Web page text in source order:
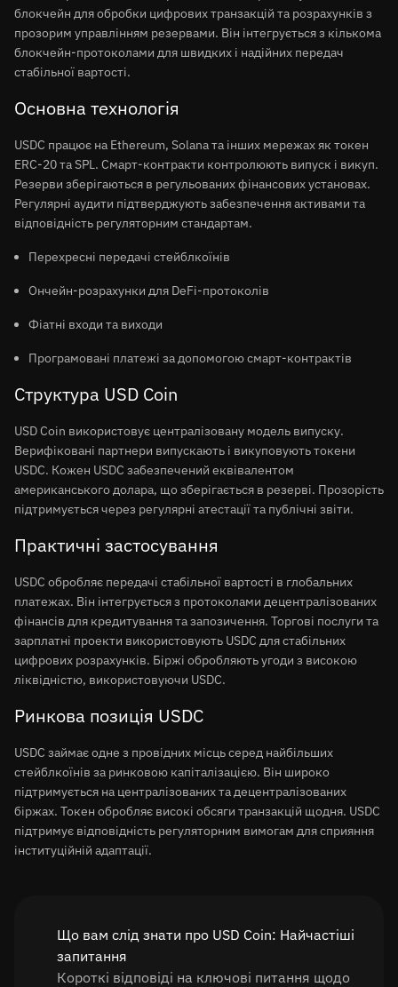
блокчейн для обробки цифрових транзакцій та розрахунків з
прозорим управлінням резервами. Він інтегрується з кількома
блокчейн-протоколами для швидких і надійних передач
стабільної вартості.
Основна технологія
USDC працює на Ethereum, Solana та інших мережах як токен
ERC-20 та SPL. Смарт-контракти контролюють випуск і викуп.
Резерви зберігаються в регульованих фінансових установах.
Регулярні аудити підтверджують забезпечення активами та
відповідність регуляторним стандартам.
Перехресні передачі стейблкоїнів
Ончейн-розрахунки для DeFi-протоколів
Фіатні входи та виходи
Програмовані платежі за допомогою смарт-контрактів
Структура USD Coin
USD Coin використовує централізовану модель випуску.
Верифіковані партнери випускають і викуповують токени
USDC. Кожен USDC забезпечений еквівалентом
американського долара, що зберігається в резерві. Прозорість
підтримується через регулярні атестації та публічні звіти.
Практичні застосування
USDC обробляє передачі стабільної вартості в глобальних
платежах. Він інтегрується з протоколами децентралізованих
фінансів для кредитування та запозичення. Торгові послуги та
зарплатні проекти використовують USDC для стабільних
цифрових розрахунків. Біржі обробляють угоди з високою
ліквідністю, використовуючи USDC.
Ринкова позиція USDC
USDC займає одне з провідних місць серед найбільших
стейблкоїнів за ринковою капіталізацією. Він широко
підтримується на централізованих та децентралізованих
біржах. Токен обробляє високі обсяги транзакцій щодня. USDC
підтримує відповідність регуляторним вимогам для сприяння
інституційній адаптації.
Що вам слід знати про USD Coin: Найчастіші
запитання
Короткі відповіді на ключові питання щодо